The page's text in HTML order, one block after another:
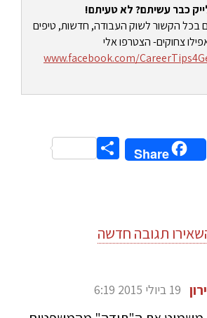
כבר עשיתם? לא טעיתם!
בכל הקשור לשוק העבודה, חדשות, טיפים
צחוקים- הצטרפו אלי
www.facebook.com/
LinkedIn
Share
Share
תגובה חדשה
19 ביולי 2015 6:19